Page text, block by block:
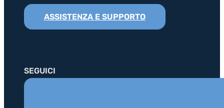
ASSISTENZA E SUPPORTO
SEGUICI